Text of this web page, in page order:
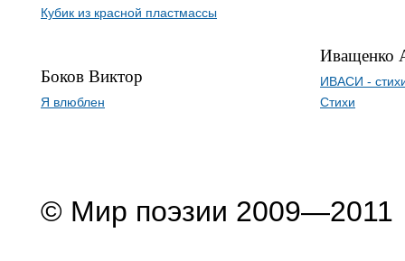
Кубик из красной пластмассы
Боков Виктор
Я влюблен
Иващенко
ИВАСИ -
Стихи
© Мир поэзии 2009—2011